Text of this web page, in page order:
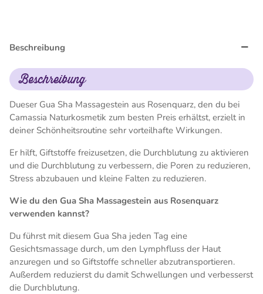
Beschreibung
Beschreibung
Dueser Gua Sha Massagestein aus Rosenquarz, den du bei
Camassia Naturkosmetik zum besten Preis erhältst, erzielt in
deiner Schönheitsroutine sehr vorteilhafte Wirkungen.
Er hilft, Giftstoffe freizusetzen, die Durchblutung zu aktivieren
und die Durchblutung zu verbessern, die Poren zu reduzieren,
Stress abzubauen und kleine Falten zu reduzieren.
Wie du den Gua Sha Massagestein aus Rosenquarz
verwenden kannst?
Du führst mit diesem Gua Sha jeden Tag eine
Gesichtsmassage durch, um den Lymphfluss der Haut
anzuregen und so Giftstoffe schneller abzutransportieren.
Außerdem reduzierst du damit Schwellungen und verbesserst
die Durchblutung.